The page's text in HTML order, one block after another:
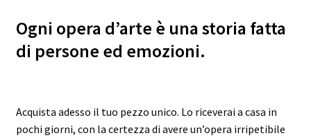
Ogni opera d’arte è una storia fatta
di persone ed emozioni.
Acquista adesso il tuo pezzo unico. Lo riceverai a casa in
pochi giorni, con la certezza di avere un’opera irripetibile